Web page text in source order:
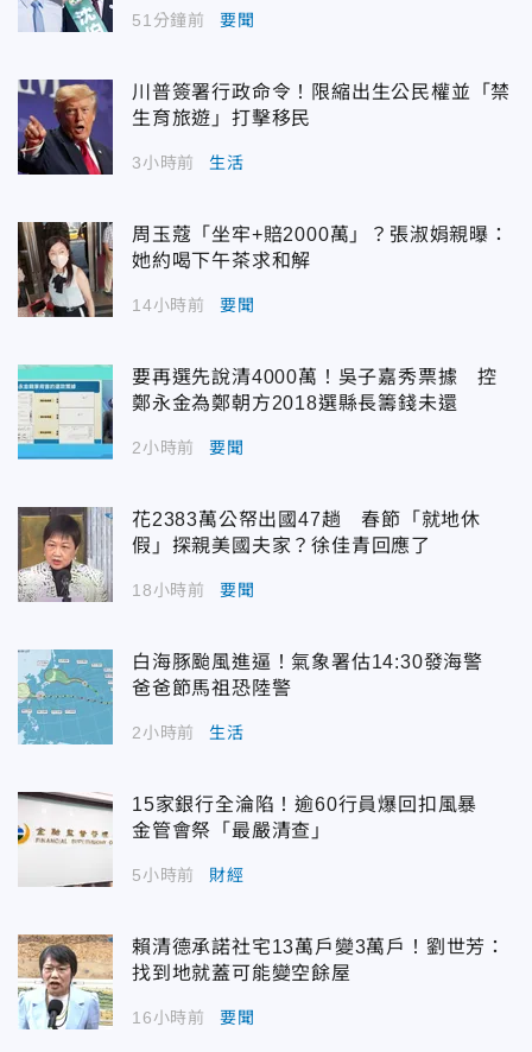
51分鐘前 要聞
川普簽署行政命令！限縮出生公民權並「禁
生育旅遊」打擊移民
3小時前 生活
周玉蔻「坐牢+賠2000萬」？張淑娟親曝：
她約喝下午茶求和解
14小時前 要聞
要再選先說清4000萬！吳子嘉秀票據 控
鄭永金為鄭朝方2018選縣長籌錢未還
2小時前 要聞
花2383萬公帑出國47趟 春節「就地休
假」探親美國夫家？徐佳青回應了
18小時前 要聞
白海豚颱風進逼！氣象署估14:30發海警
爸爸節馬祖恐陸警
2小時前 生活
15家銀行全淪陷！逾60行員爆回扣風暴
金管會祭「最嚴清查」
5小時前 財經
賴清德承諾社宅13萬戶變3萬戶！劉世芳：
找到地就蓋可能變空餘屋
16小時前 要聞